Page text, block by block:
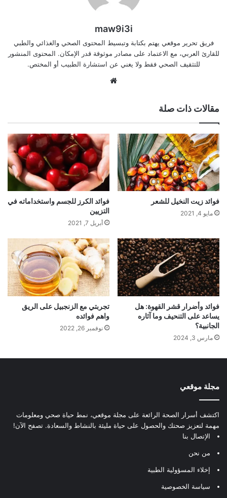
maw9i3i
فريق تحرير موقعي يهتم بكتابة وتبسيط المحتوى الصحي والغذائي والطبي
للقارئ العربي، مع الاعتماد على مصادر موثوقة قدر الإمكان. المحتوى المنشور
للتثقيف الصحي فقط ولا يغني عن استشارة الطبيب أو المختص.
مقالات ذات صلة
فوائد زيت النخيل للشعر
مايو 4, 2021
فوائد الكرز للجسم واستخداماته في
التزيين
أبريل 7, 2021
فوائد وأضرار قشر القهوة: هل
يساعد على التنحيف وما آثاره
الجانبية؟
مارس 3, 2024
تجربتي مع الزنجبيل على الريق
واهم فوائده
نوفمبر 26, 2022
مجلة موقعي
اكتشف أسرار الصحة الرائعة على مجلة موقعي، نمط حياة صحي ومعلومات
مهمة لتعزيز صحتك والحصول على حياة مليئة بالنشاط والسعادة. تصفح الآن!
الإتصال بنا
من نحن
إخلاء المسؤولية الطبية
سياسة الخصوصية